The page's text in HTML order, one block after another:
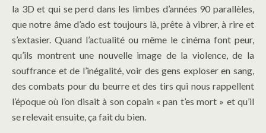
la 3D et qui se perd dans les limbes d’années 90 parallèles,
que notre âme d’ado est toujours là, prête à vibrer, à rire et
s’extasier. Quand l’actualité ou même le cinéma font peur,
qu’ils montrent une nouvelle image de la violence, de la
souffrance et de l’inégalité, voir des gens exploser en sang,
des combats pour du beurre et des tirs qui nous rappellent
l’époque où l’on disait à son copain « pan t’es mort » et qu’il
se relevait ensuite, ça fait du bien.